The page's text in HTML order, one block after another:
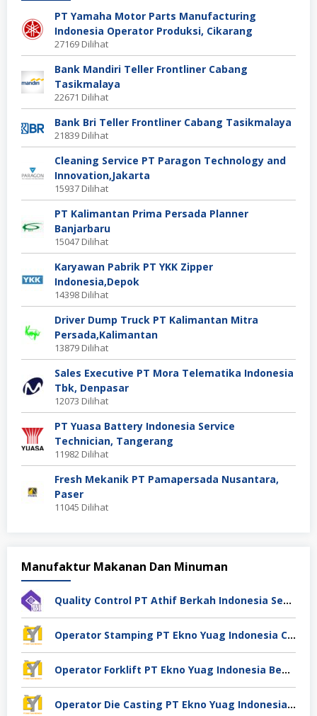
PT Yamaha Motor Parts Manufacturing
Indonesia Operator Produksi, Cikarang
27169 Dilihat
Bank Mandiri Teller Frontliner Cabang
Tasikmalaya
22671 Dilihat
Bank Bri Teller Frontliner Cabang Tasikmalaya
21839 Dilihat
Cleaning Service PT Paragon Technology and
Innovation,Jakarta
15937 Dilihat
PT Kalimantan Prima Persada Planner
Banjarbaru
15047 Dilihat
Karyawan Pabrik PT YKK Zipper
Indonesia,Depok
14398 Dilihat
Driver Dump Truck PT Kalimantan Mitra
Persada,Kalimantan
13879 Dilihat
Sales Executive PT Mora Telematika Indonesia
Tbk, Denpasar
12073 Dilihat
PT Yuasa Battery Indonesia Service
Technician, Tangerang
11982 Dilihat
Fresh Mekanik PT Pamapersada Nusantara,
Paser
11045 Dilihat
Manufaktur Makanan Dan Minuman
Quality Control PT Athif Berkah Indonesia Semarang
Operator Stamping PT Ekno Yuag Indonesia Cikarang
Operator Forklift PT Ekno Yuag Indonesia Bekasi
Operator Die Casting PT Ekno Yuag Indonesia Bekasi